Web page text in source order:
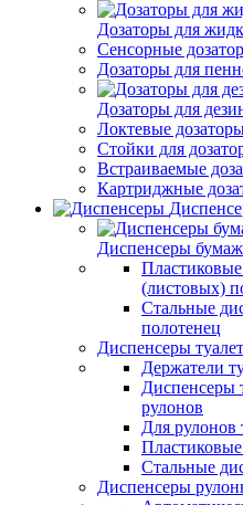
Дозаторы для
Сенсорные
Дозаторы для
Дозаторы для
Локтевые
Стойки для
Встраиваемые
Картриджные
Диспенсеры
(листовых)
Стальные
полотенец
Диспенсеры
Держатели
Диспенсеры
рулонов
Для рулонов
Стальные
Диспенсеры